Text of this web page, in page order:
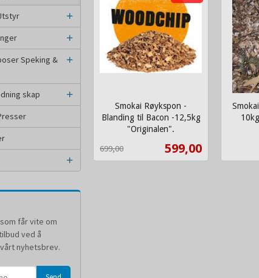
Smokai Røykspon -
Blanding til Bacon -12,5kg
"Originalen".
Tilbud
599,00
699,00
mva.
Speking &
skap
får vite om
ved å
nyhetsbrev.